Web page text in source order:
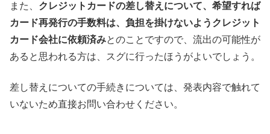
また、 クレジットカードの差し替えについて、希望すれば
カード再発行の手数料は、負担を掛けないようクレジット
カード会社に依頼済みとのことですので、流出の可能性が
あると思われる方は、スグに行ったほうがよいでしょう。
差し替えについての手続きについては、発表内容で触れて
いないため直接お問い合わせください。